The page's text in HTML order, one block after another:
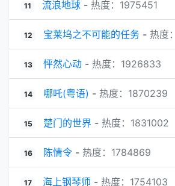
11 流浪地球- 热度：1975451
12 宝莱坞之不可能的任务- 热度
13 怦然心动- 热度：1926833
14 哪吒(粤语) - 热度：1870239
15 楚门的世界 - 热度：1831002
16 陈情令- 热度：1784869
17 海上钢琴师- 热度：1754103